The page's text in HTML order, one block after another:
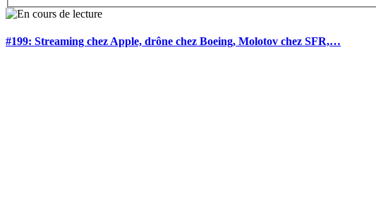
#199: Streaming chez Apple, drône chez Boeing, Molotov chez SFR,…